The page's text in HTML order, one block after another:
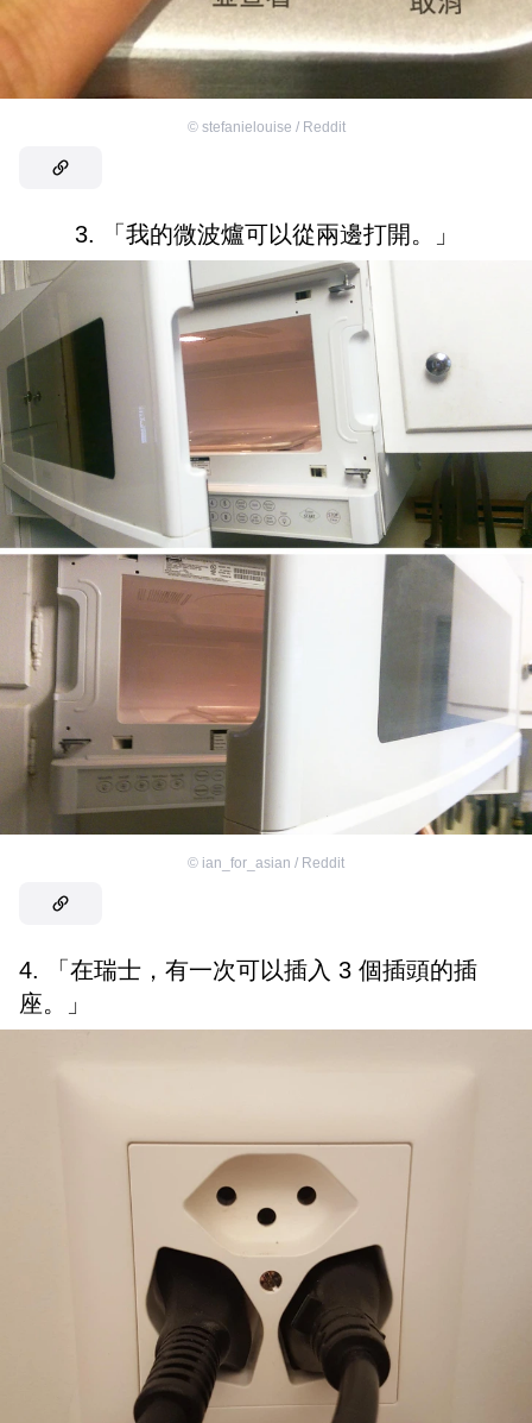
© stefanielouise / Reddit
3. 「我的微波爐可以從兩邊打開。」
© ian_for_asian / Reddit
4. 「在瑞士，有一次可以插入 3 個插頭的插
座。」